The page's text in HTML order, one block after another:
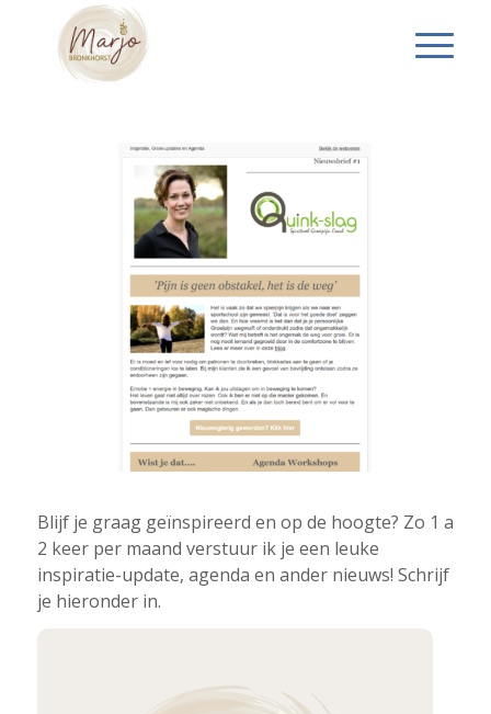
Blijf je graag geïnspireerd en op de hoogte? Zo 1 a
2 keer per maand verstuur ik je een leuke
inspiratie-update, agenda en ander nieuws! Schrijf
je hieronder in.